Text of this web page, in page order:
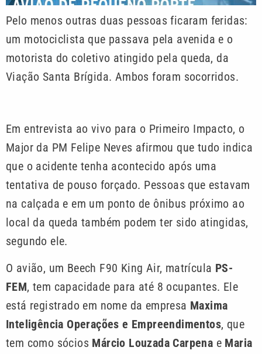
Pelo menos outras duas pessoas ficaram feridas:
um motociclista que passava pela avenida e o
motorista do coletivo atingido pela queda, da
Viação Santa Brígida. Ambos foram socorridos.
Em entrevista ao vivo para o Primeiro Impacto, o
Major da PM Felipe Neves afirmou que tudo indica
que o acidente tenha acontecido após uma
tentativa de pouso forçado. Pessoas que estavam
na calçada e em um ponto de ônibus próximo ao
local da queda também podem ter sido atingidas,
segundo ele.
O avião, um Beech F90 King Air, matrícula PS-
FEM, tem capacidade para até 8 ocupantes. Ele
está registrado em nome da empresa Maxima
Inteligência Operações e Empreendimentos, que
tem como sócios Márcio Louzada Carpena e Maria